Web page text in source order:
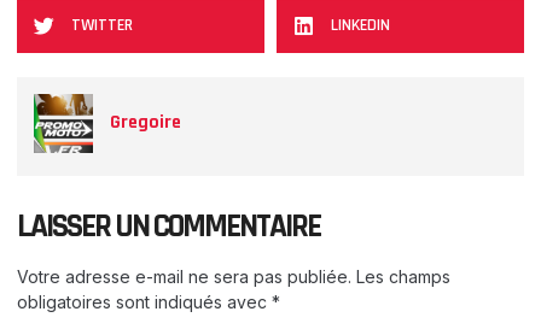
TWITTER LINKEDIN
Gregoire
LAISSER UN COMMENTAIRE
Votre adresse e-mail ne sera pas publiée. Les champs
obligatoires sont indiqués avec *